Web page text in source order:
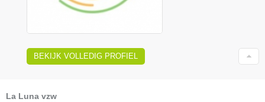
BEKIJK VOLLEDIG PROFIEL
La Luna vzw